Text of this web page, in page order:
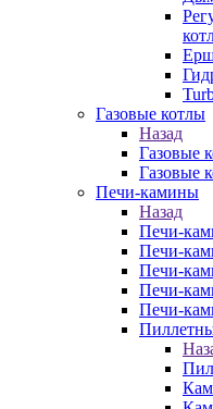
Ерш
Газовые котлы
Назад
Газовые
Газовые
Печи-камины
Назад
Печи-
Печи-
Печи-
Печи-
Печи-